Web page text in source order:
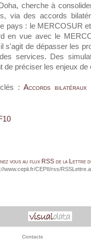
cherche à
via des accords
pays : le MERCOSUR
en vue avec le
s'agit de dépasser les
services. Des
de préciser les enjeux
clés :Accords
vous au flux RSS de la Lettre
www.cepii.fr/CEPII/rss/
Contacts